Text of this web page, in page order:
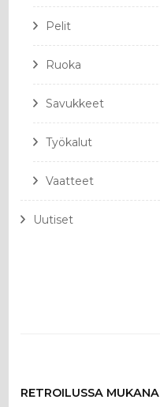
Pelit
Ruoka
Savukkeet
Työkalut
Vaatteet
Uutiset
RETROILUSSA MUKANA